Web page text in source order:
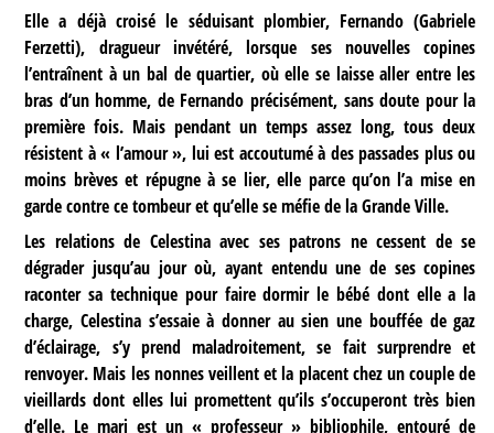
Elle a déjà croisé le séduisant plombier, Fernando (Gabriele
Ferzetti), dragueur invétéré, lorsque ses nouvelles copines
l’entraînent à un bal de quartier, où elle se laisse aller entre les
bras d’un homme, de Fernando précisément, sans doute pour la
première fois. Mais pendant un temps assez long, tous deux
résistent à « l’amour », lui est accoutumé à des passades plus ou
moins brèves et répugne à se lier, elle parce qu’on l’a mise en
garde contre ce tombeur et qu’elle se méfie de la Grande Ville.
Les relations de Celestina avec ses patrons ne cessent de se
dégrader jusqu’au jour où, ayant entendu une de ses copines
raconter sa technique pour faire dormir le bébé dont elle a la
charge, Celestina s’essaie à donner au sien une bouffée de gaz
d’éclairage, s’y prend maladroitement, se fait surprendre et
renvoyer. Mais les nonnes veillent et la placent chez un couple de
vieillards dont elles lui promettent qu’ils s’occuperont très bien
d’elle. Le mari est un « professeur » bibliophile, entouré de